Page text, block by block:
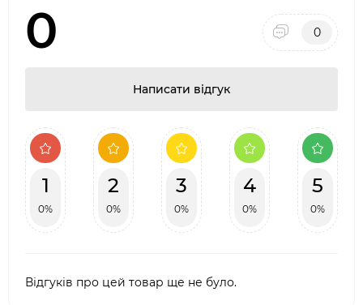
0 0
Написати відгук
1
0%
2
0%
3
0%
4
0%
5
0%
Відгуків про цей товар ще не було.